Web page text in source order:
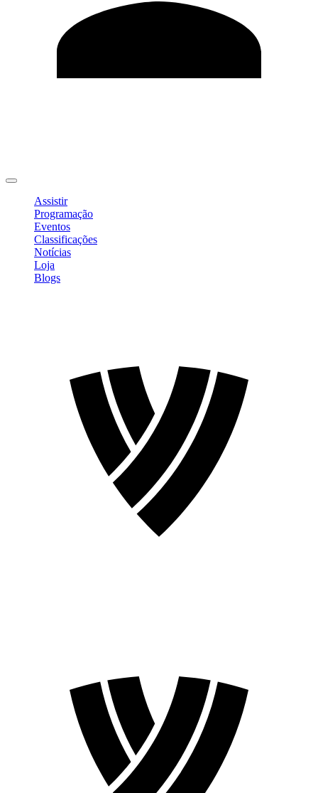
Assistir
Programação
Eventos
Classificações
Notícias
Loja
Blogs